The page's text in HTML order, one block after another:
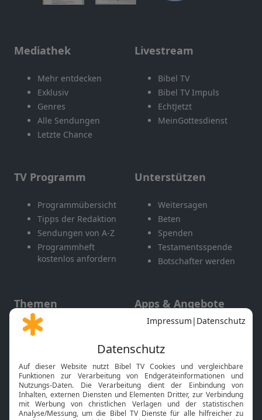
Mediathek
Mehr entdecken
Exklusiv
Genres
Alle Sendungen
Letzte Chance
Livestream
Bibel TV
Bibel TV Impuls
EchtJetzt
MeinGottesdienst
TV Programm
Programmübersicht
Tipps der Redaktion
Sendungen von A-Z
Programmheft
kostenlos anfordern
Unterstützen
Weitersagen
Beten
Spenden
Testamentsspende
Botschafter werden
Themen
Gott und Bibel erklärt
Neuigkeiten
Apps & Angebote
Mobile App
Smart TV
HbbTV
Bibelthek Online-Bibel
Nächster Gottesdienst